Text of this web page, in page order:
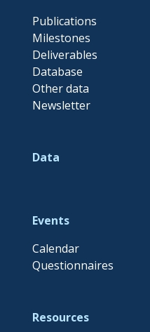
Publications
Milestones
Deliverables
Database
Other data
Newsletter
Data
Events
Calendar
Questionnaires
Resources